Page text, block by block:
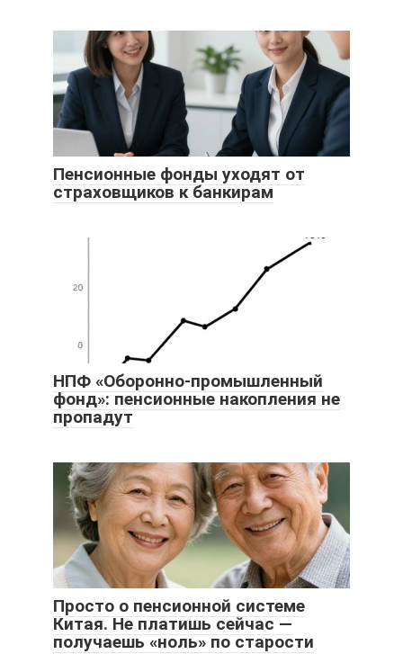
Пенсионные фонды уходят от
страховщиков к банкирам
НПФ «Оборонно-промышленный
фонд»: пенсионные накопления не
пропадут
Просто о пенсионной системе
Китая. Не платишь сейчас —
получаешь «ноль» по старости